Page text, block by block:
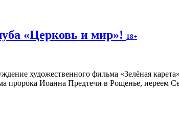
«Церковь и мир»! 18+
художественного фильма «Зелёная
пророка Иоанна Предтечи в Рощенье, иереем